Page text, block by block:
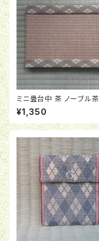
ミニ畳台中 茶 ノーブル茶
¥1,350